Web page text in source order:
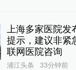
上海多家医院
提示，建议非紧
联网医院咨询
浦江头条 33分钟前